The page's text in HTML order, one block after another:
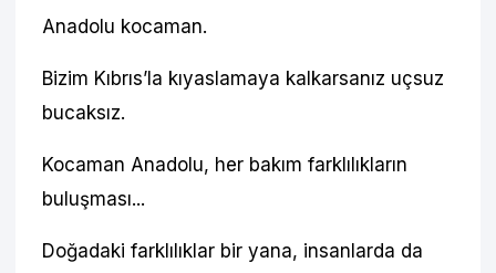
Anadolu kocaman.
Bizim Kıbrıs’la kıyaslamaya kalkarsanız uçsuz
bucaksız.
Kocaman Anadolu, her bakım farklılıkların
buluşması...
Doğadaki farklılıklar bir yana, insanlarda da